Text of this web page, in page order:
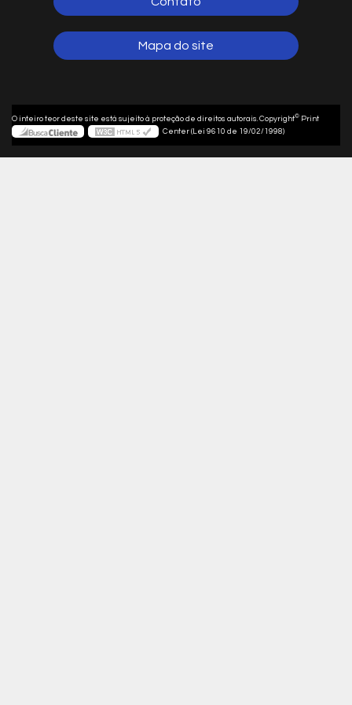
Mapa do site
O inteiro teor deste site está sujeito à proteção de direitos autorais. Copyright© Print
Center (Lei 9610 de 19/02/1998)